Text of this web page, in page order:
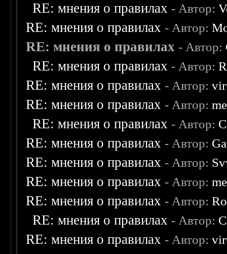
RE: мнения о правилах - Автор:
RE: мнения о правилах - Автор:
RE: мнения о правилах - Автор:
RE: мнения о правилах - Автор:
RE: мнения о правилах - Автор:
RE: мнения о правилах - Автор:
RE: мнения о правилах - Автор:
RE: мнения о правилах - Автор:
RE: мнения о правилах - Автор:
RE: мнения о правилах - Автор:
RE: мнения о правилах - Автор:
RE: мнения о правилах - Автор:
RE: мнения о правилах - Автор: